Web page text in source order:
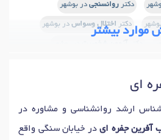
دکتر روانسنجی در بوشهر
دکتر اختلال وسواس در بوشهر
بوشهر
در بوشهر
موارد بیشتر
ای
ارشد روانشناسی و مشاوره در
آفرین جفره ایدر خیابان سنگی واقع